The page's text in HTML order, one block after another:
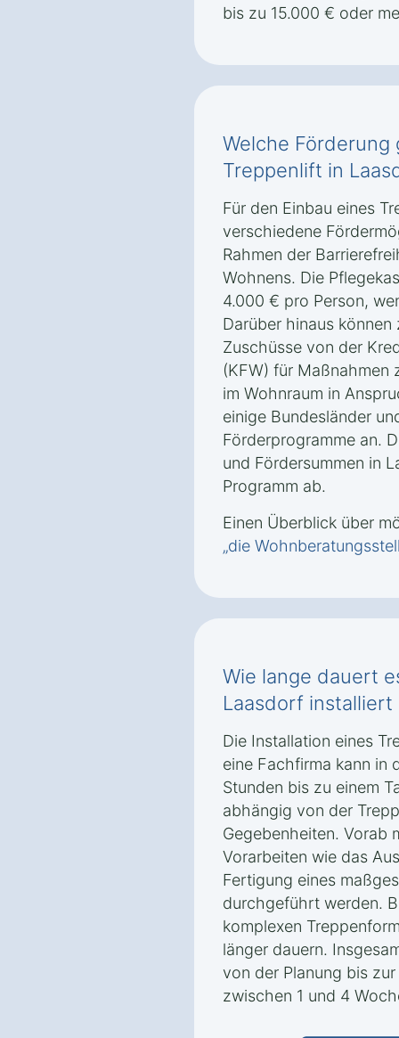
bis zu 15.000 € oder
Welche
Treppenlift in
Für den Einbau eines
verschiedene
Rahmen der
Wohnens. Die
4.000 € pro Person,
Darüber hinaus
Zuschüsse von der
(KFW) für Maßnahmen
im Wohnraum in
einige Bundesländer
Förderprogramme an.
und Fördersummen in
Programm ab.
Einen Überblick über
„die
Wie lange dauert
Laasdorf installiert
Die Installation eines
eine Fachfirma kann in
Stunden bis zu einem
abhängig von der
Gegebenheiten. Vorab
Vorarbeiten wie das
Fertigung eines
durchgeführt werden.
komplexen
länger dauern.
von der Planung bis
zwischen 1 und 4